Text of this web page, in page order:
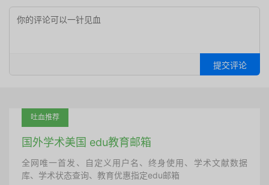
提交评论
吐血推荐
国外学术美国 edu教育邮箱
全网唯一首发、自定义用户名、终身使用、学术文献数据
库、学术状态查询、教育优惠指定edu邮箱